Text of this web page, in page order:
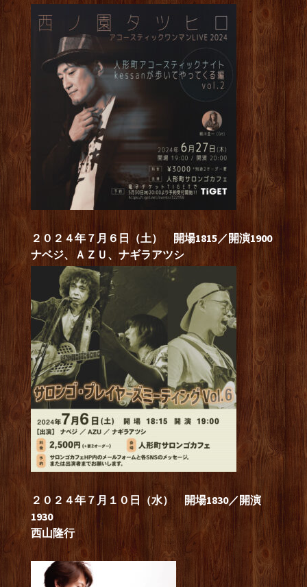
２０２４年７月６日（土） 開場1815／開演1900
ナベジ、ＡＺＵ、ナギラアツシ
２０２４年７月１０日（水） 開場1830／開演
1930
西山隆行